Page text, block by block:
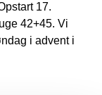
17.
42+45. Vi
i advent i